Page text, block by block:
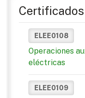
ELEE0108
Operaciones
eléctricas
ELEE0109